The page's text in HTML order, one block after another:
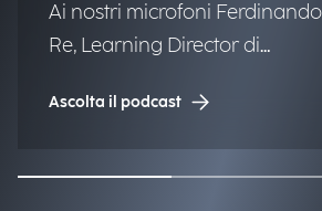
Ai nostri microfoni
Re, Learning Director di
Ascolta il podcast